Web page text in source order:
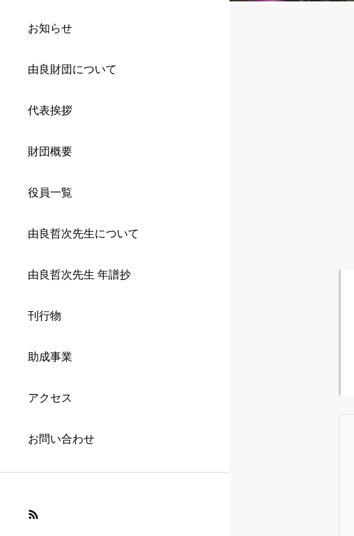
お知らせ
由良財団について
代表挨拶
財団概要
役員一覧
由良哲次先生について
由良哲次先生 年譜抄
刊行物
助成事業
アクセス
お問い合わせ